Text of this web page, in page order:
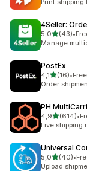
Print shipping
4Seller:
5,0z 5 hvězd
(43)
Celkový počet
•
Manage
PostEx
4,1z 5 hvězd
(16)
Celkový počet
•
Order
PH
4,9z 5 hvězd
(614)
Celkový •
Live shipping
Universal
5,0z 5 hvězd
(40)
Celkový •
Upload